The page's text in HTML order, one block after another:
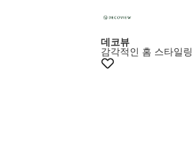
+10%쿠폰
데코뷰
감각적인 홈 스타일링